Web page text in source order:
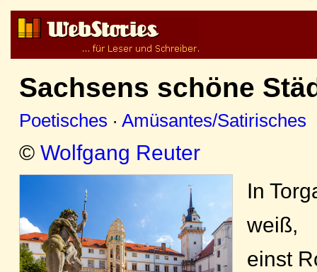
Sachsens schöne
Poetisches · Amüsantes/Satirisches
© Wolfgang Reuter
In
weiß,
einst